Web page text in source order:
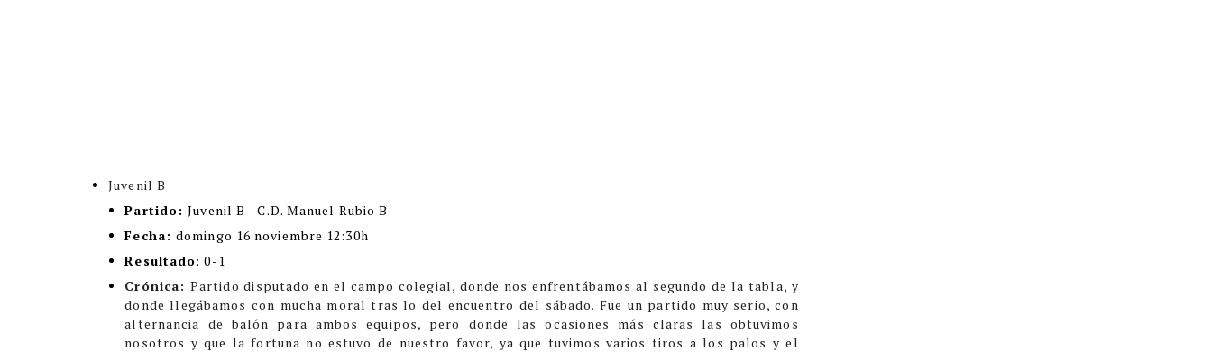
Juvenil B
Partido:Juvenil B - C.D. Manuel Rubio B
Fecha:domingo 16 noviembre 12:30h
Resultado: 0-1
Crónica: Partido disputado en el campo colegial, donde nos enfrentábamos al segundo de la tabla, y
donde llegábamos con mucha moral tras lo del encuentro del sábado. Fue un partido muy serio, con
alternancia de balón para ambos equipos, pero donde las ocasiones más claras las obtuvimos
nosotros y que la fortuna no estuvo de nuestro favor, ya que tuvimos varios tiros a los palos y el